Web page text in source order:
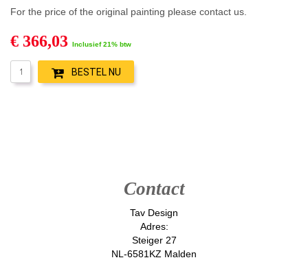
For the price of the original painting please contact us.
€ 366,03 Inclusief 21% btw
BESTEL NU
Contact
Tav Design
Adres:
Steiger 27
NL-6581KZ Malden